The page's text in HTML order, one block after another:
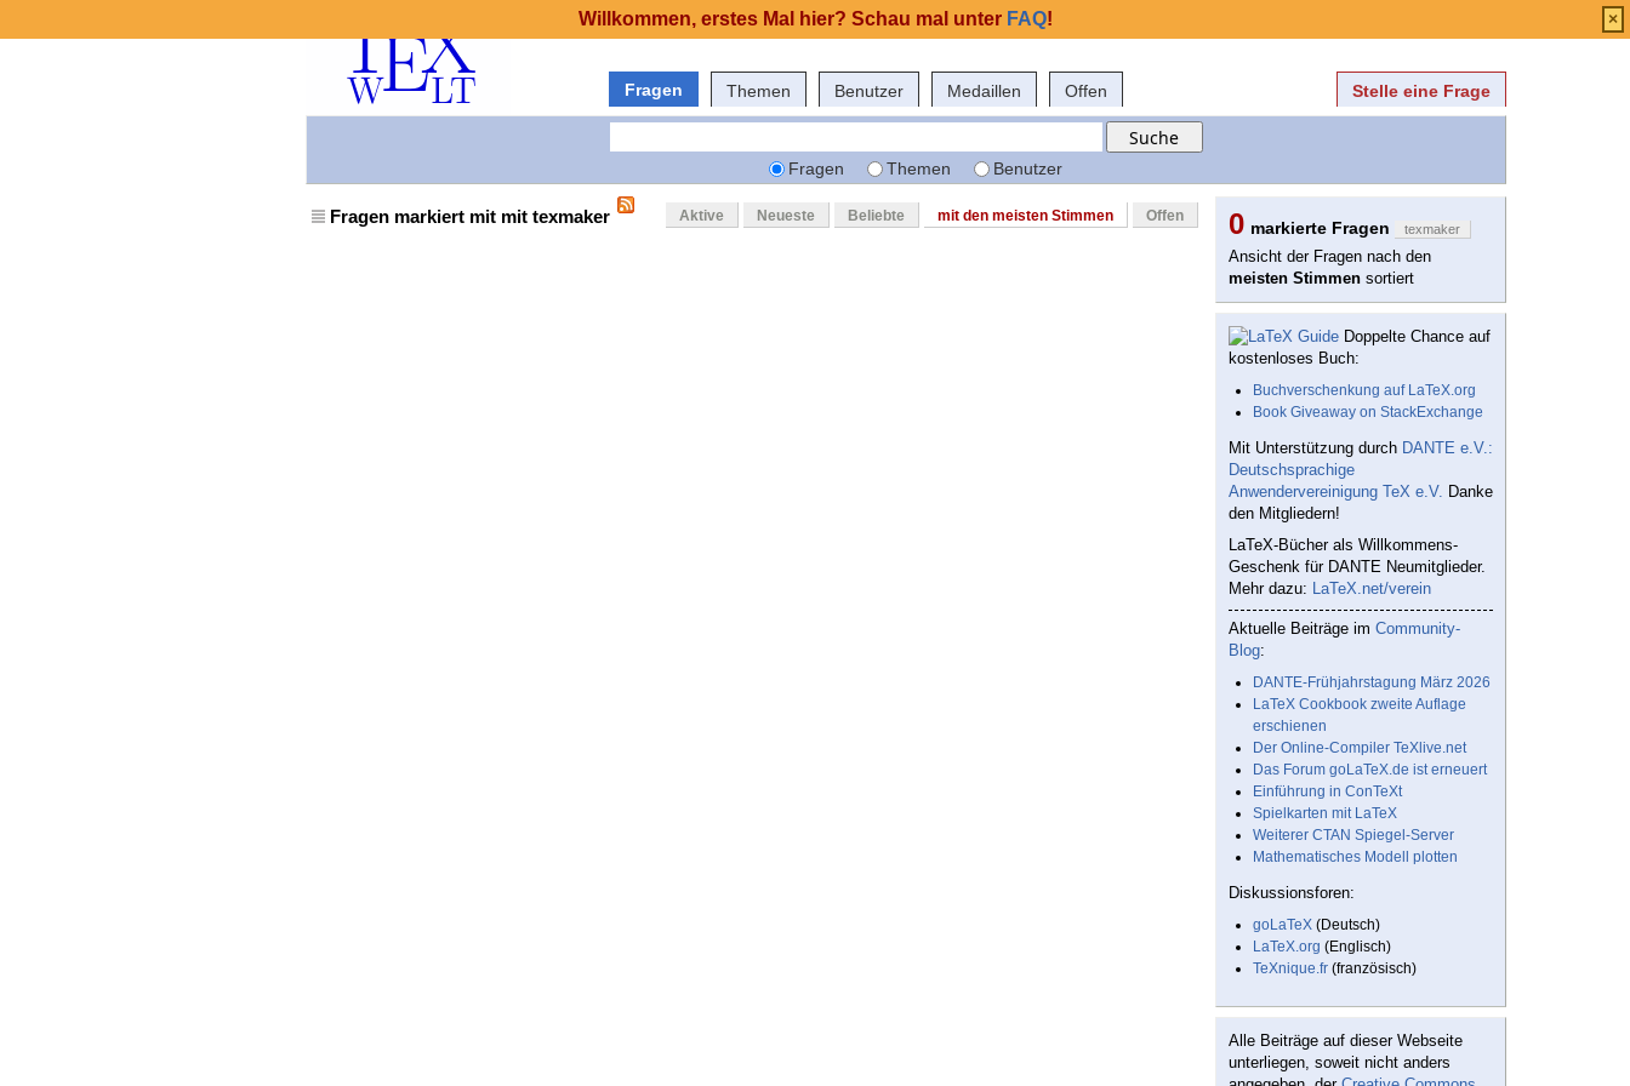
Fragen Themen Benutzer Medaillen Offen Stelle eine Frage
Fragen Themen Benutzer
Fragen markiert mit mit texmaker Aktive Neueste Beliebte mit den meisten Stimmen Offen 0 markierte Fragen texmaker
Ansicht der Fragen nach den
meisten Stimmen sortiert
Doppelte Chance auf
kostenloses Buch:
Buchverschenkung auf LaTeX.org
Book Giveaway on StackExchange
Mit Unterstützung durch DANTE e.V.:
Deutschsprachige
Anwendervereinigung TeX e.V. Danke
den Mitgliedern!
LaTeX-Bücher als Willkommens-
Geschenk für DANTE Neumitglieder.
Mehr dazu: LaTeX.net/verein
Aktuelle Beiträge im Community-
Blog:
DANTE-Frühjahrstagung März 2026
LaTeX Cookbook zweite Auflage
erschienen
Der Online-Compiler TeXlive.net
Das Forum goLaTeX.de ist erneuert
Einführung in ConTeXt
Spielkarten mit LaTeX
Weiterer CTAN Spiegel-Server
Mathematisches Modell plotten
Diskussionsforen:
goLaTeX (Deutsch)
LaTeX.org (Englisch)
TeXnique.fr (französisch)
Alle Beiträge auf dieser Webseite
unterliegen, soweit nicht anders
Willkommen, erstes Mal hier? Schau mal unter FAQ! ×